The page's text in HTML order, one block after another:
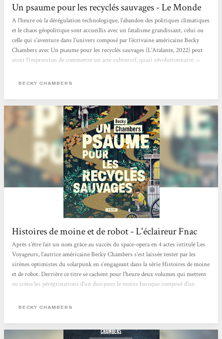
Un psaume pour les recyclés sauvages - Le Monde
A l’heure où la dérégulation technologique, l’abandon des politiques climatiques
et le chaos géopolitique sont accueillis avec un fatalisme grandissant, celui ou
celle qui s’aventure dans l’univers composé par l’écrivaine américaine Becky
Chambers avec Un psaume pour les recyclés sauvages (L’Atalante, 2022) peut
avoir l’impression de commettre un acte subversif, quasi révolutionnaire. >
BECKY CHAMBERS
Histoires de moine et de robot - L'éclaireur Fnac
Après s’être fait un nom grâce au succès du space-opera en 4 actes intitulé Les
Voyageurs, l’autrice américaine Becky Chambers s’est laissée tenter par les
sirènes optimistes du solarpunk en s’engageant dans la série Histoires de moine
et de robot. Derrière ce titre se cachent pour l’heure deux volumes qui mettent
en scène les pérégrinations d’un duo pour le moins baroque composé d’un
technologie et la nature coexistent enfin pacifiquement. Après...
BECKY CHAMBERS